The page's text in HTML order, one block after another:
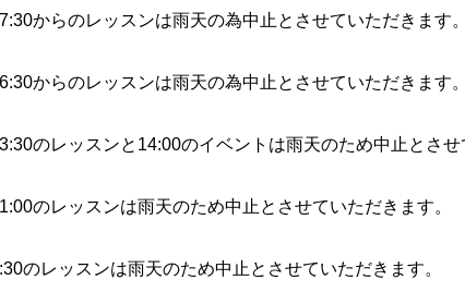
からのレッスンは雨天の為中止とさせていただきます
からのレッスンは雨天の為中止とさせていただきます
のレッスンと14:00のイベントは雨天のため中止とさ
のレッスンは雨天のため中止とさせていただきます。
のレッスンは雨天のため中止とさせていただきます。